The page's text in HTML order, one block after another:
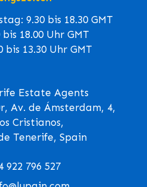
9.30 bis 18.30 GMT
18.00 Uhr GMT
bis 13.30 Uhr GMT
Estate Agents
Av. de Ámsterdam, 4,
Cristianos,
Tenerife, Spain
922 796 527